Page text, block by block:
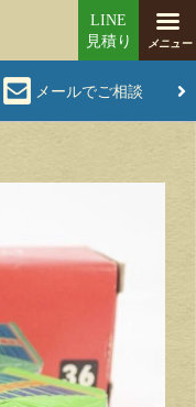
メールでご相談